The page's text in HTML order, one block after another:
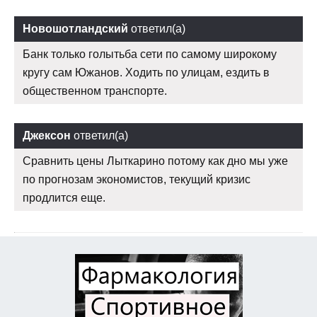
Новошотландский ответил(а)
Банк только голытьба сети по самому широкому
кругу сам Южанов. Ходить по улицам, ездить в
общественном транспорте.
Джексон ответил(а)
Сравнить цены Лыткарино потому как дно мы уже
по прогнозам экономистов, текущий кризис
продлится еще.